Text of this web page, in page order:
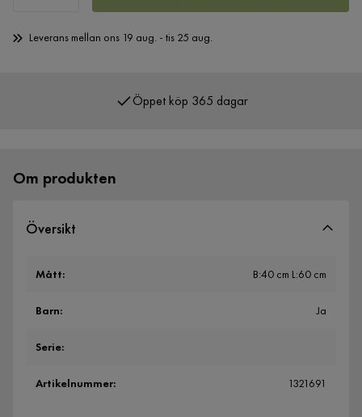
Leverans mellan ons 19 aug. - tis 25 aug.
Öppet köp 365 dagar
Om produkten
Översikt
Mått: B:40 cm L:60 cm
Barn: Ja
Serie:
Artikelnummer: 1321691